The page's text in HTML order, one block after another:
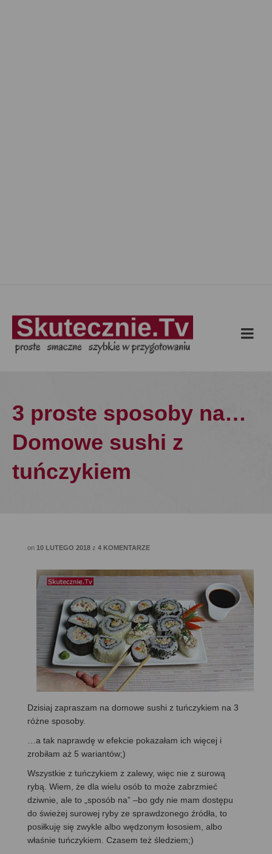
3 proste sposoby na…
Domowe sushi z
tuńczykiem
on 10 LUTEGO 2018 z 4 KOMENTARZE
Dzisiaj zapraszam na domowe sushi z tuńczykiem na 3
różne sposoby.
…a tak naprawdę w efekcie pokazałam ich więcej i
zrobiłam aż 5 wariantów;)
Wszystkie z tuńczykiem z zalewy, więc nie z surową
rybą. Wiem, że dla wielu osób to może zabrzmieć
dziwnie, ale to „sposób na” –bo gdy nie mam dostępu
do świeżej surowej ryby ze sprawdzonego źródła, to
posiłkuję się zwykle albo wędzonym łososiem, albo
właśnie tuńczykiem. Czasem też śledziem;)